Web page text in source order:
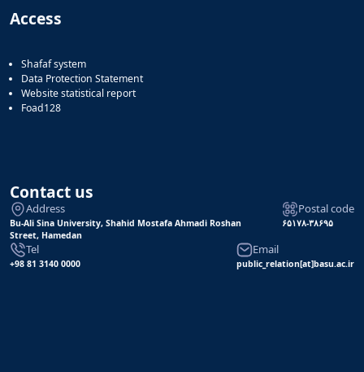
Access
Shafaf system
Data Protection Statement
Website statistical report
Foad128
Contact us
Address
Bu-Ali Sina University, Shahid Mostafa Ahmadi Roshan
Street, Hamedan
Postal code
۶۵۱۷۸-۳۸۶۹۵
Tel
+98 81 3140 0000
Email
public_relation[at]basu.ac.ir